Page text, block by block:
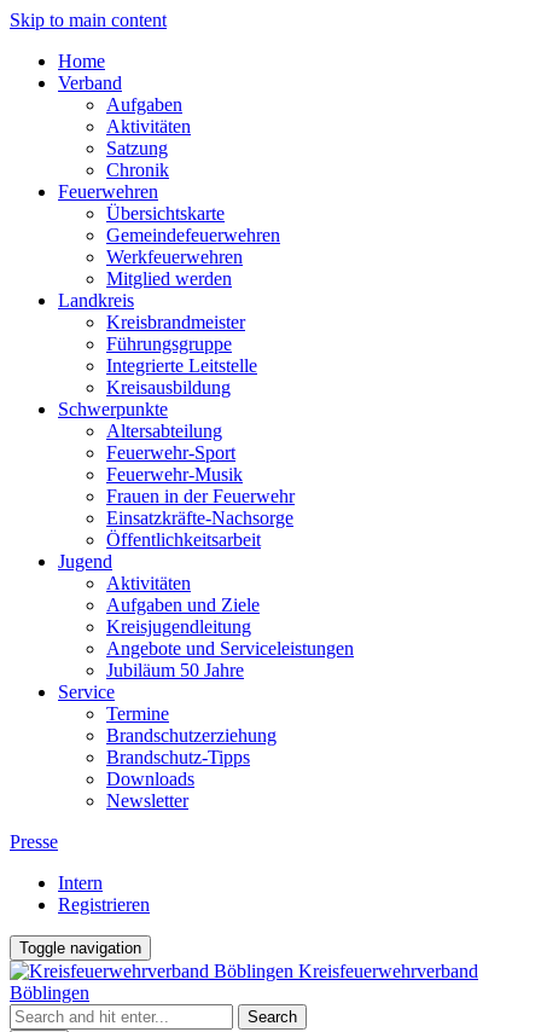
Skip to main content
Home
Verband
Aufgaben
Aktivitäten
Satzung
Chronik
Feuerwehren
Übersichtskarte
Gemeindefeuerwehren
Werkfeuerwehren
Mitglied werden
Landkreis
Kreisbrandmeister
Führungsgruppe
Integrierte Leitstelle
Kreisausbildung
Schwerpunkte
Altersabteilung
Feuerwehr-Sport
Feuerwehr-Musik
Frauen in der Feuerwehr
Einsatzkräfte-Nachsorge
Öffentlichkeitsarbeit
Jugend
Aktivitäten
Aufgaben und Ziele
Kreisjugendleitung
Angebote und Serviceleistungen
Jubiläum 50 Jahre
Service
Termine
Brandschutzerziehung
Brandschutz-Tipps
Downloads
Newsletter
Presse
Intern
Registrieren
Toggle navigation
Kreisfeuerwehrverband
Böblingen